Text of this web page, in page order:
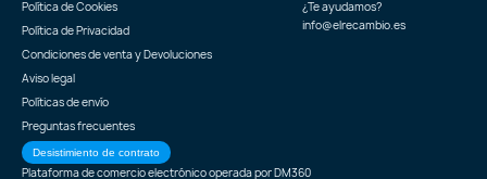
Política de Cookies
Política de Privacidad
Condiciones de venta y Devoluciones
Aviso legal
Políticas de envío
Preguntas frecuentes
Desistimiento de contrato
¿Te ayudamos?
info@elrecambio.es
Plataforma de comercio electrónico operada porDM360